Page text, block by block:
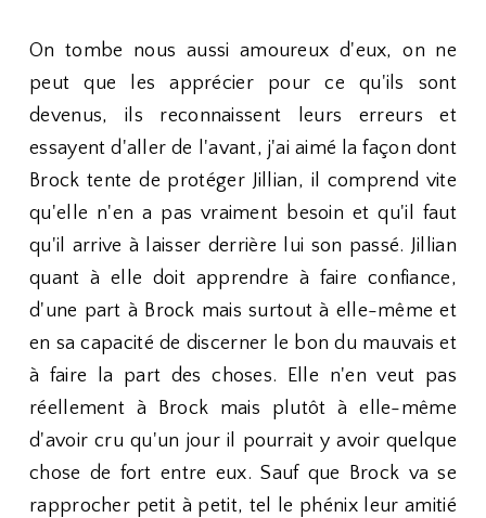
On tombe nous aussi amoureux d'eux, on ne
peut que les apprécier pour ce qu'ils sont
devenus, ils reconnaissent leurs erreurs et
essayent d'aller de l'avant, j'ai aimé la façon dont
Brock tente de protéger Jillian, il comprend vite
qu'elle n'en a pas vraiment besoin et qu'il faut
qu'il arrive à laisser derrière lui son passé. Jillian
quant à elle doit apprendre à faire confiance,
d'une part à Brock mais surtout à elle-même et
en sa capacité de discerner le bon du mauvais et
à faire la part des choses. Elle n'en veut pas
réellement à Brock mais plutôt à elle-même
d'avoir cru qu'un jour il pourrait y avoir quelque
chose de fort entre eux. Sauf que Brock va se
rapprocher petit à petit, tel le phénix leur amitié